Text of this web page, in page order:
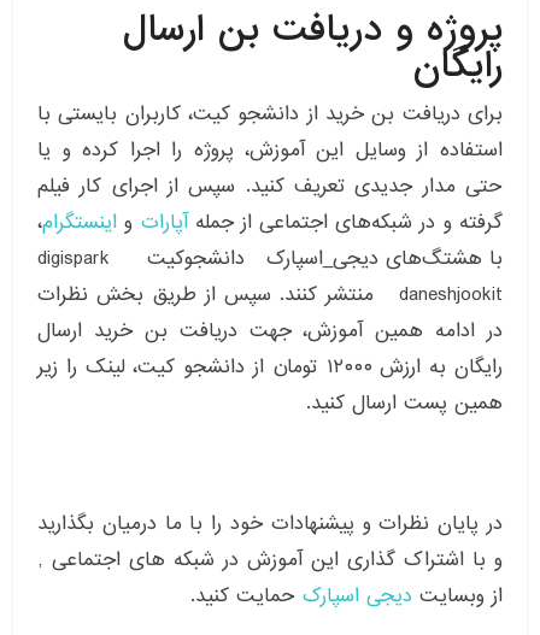
پروژه و دریافت بن ارسال
رایگان
برای دریافت بن خرید از دانشجو کیت، کاربران بایستی با
استفاده از وسایل این آموزش، پروژه را اجرا کرده و یا
حتی مدار جدیدی تعریف کنید. سپس از اجرای کار فیلم
گرفته و در شبکه‌های اجتماعی از جملهآپارات و اینستگرام،
با هشتگ‌های دیجی_اسپارک دانشجوکیت digispark
daneshjookit منتشر کنند. سپس از طریق بخش نظرات
در ادامه همین آموزش، جهت دریافت بن خرید ارسال
رایگان به ارزش ۱۲۰۰۰ تومان از دانشجو کیت، لینک را زیر
همین پست ارسال کنید.
در پایان نظرات و پیشنهادات خود را با ما درمیان بگذارید
و با اشتراک گذاری این آموزش در شبکه های اجتماعی ,
از وبسایت دیجی اسپارک حمایت کنید.